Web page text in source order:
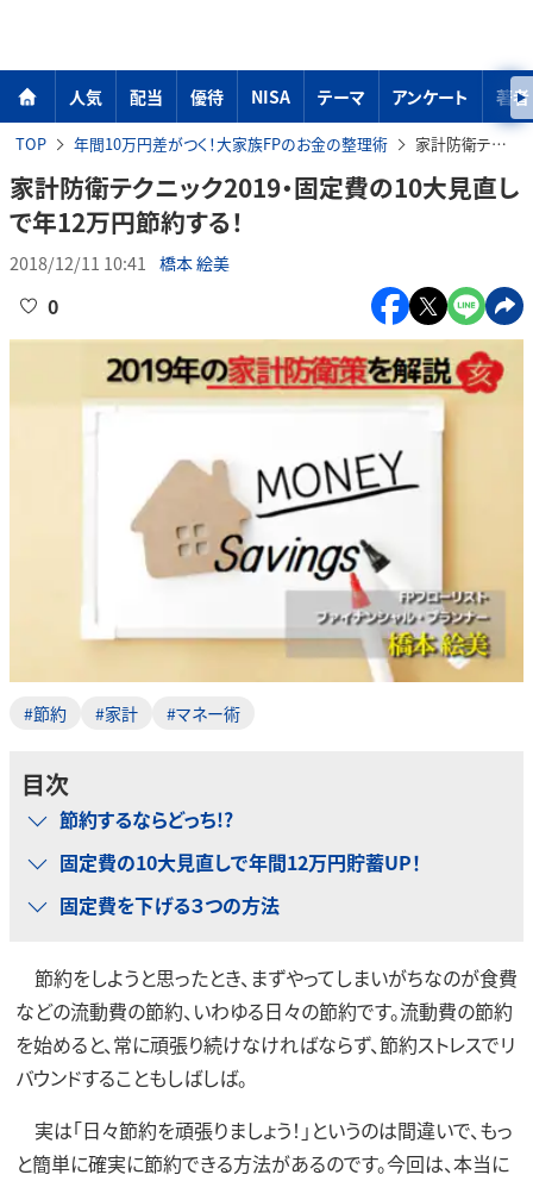
人気 配当 優待 NISA テーマ アンケート 著者
TOP 年間10万円差がつく！大家族FPのお金の整理術 家計防衛テクニック2019・固定費の10大見直しで年12万円節約する！
家計防衛テクニック2019・固定費の10大見直し
で年12万円節約する！
2018/12/11 10:41 橋本 絵美
0
#節約 #家計 #マネー術
目次
節約するならどっち!?
固定費の10大見直しで年間12万円貯蓄UP！
固定費を下げる３つの方法
節約をしようと思ったとき、まずやってしまいがちなのが食費
などの流動費の節約、いわゆる日々の節約です。流動費の節約
を始めると、常に頑張り続けなければならず、節約ストレスでリ
バウンドすることもしばしば。
実は「日々節約を頑張りましょう！」というのは間違いで、もっ
と簡単に確実に節約できる方法があるのです。今回は、本当に